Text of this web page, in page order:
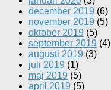
december 2019 (6)
november 2019 (5)
oktober 2019 (5)
september 2019 (4)
augusti 2019 (3)
juli 2019 (1)
maj 2019 (5)
april 2019 (5)